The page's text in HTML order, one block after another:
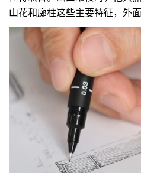
山花和廊柱这些主要特征，外